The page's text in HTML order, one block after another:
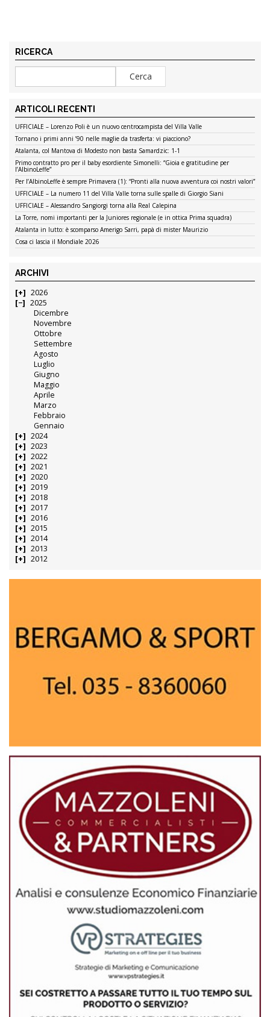
RICERCA
ARTICOLI RECENTI
UFFICIALE – Lorenzo Poli è un nuovo centrocampista del Villa Valle
Tornano i primi anni ’90 nelle maglie da trasferta: vi piacciono?
Atalanta, col Mantova di Modesto non basta Samardzic: 1-1
Primo contratto pro per il baby esordiente Simonelli: “Gioia e gratitudine per
l’AlbinoLeffe”
Per l’AlbinoLeffe è sempre Primavera (1): “Pronti alla nuova avventura coi nostri valori”
UFFICIALE – La numero 11 del Villa Valle torna sulle spalle di Giorgio Siani
UFFICIALE – Alessandro Sangiorgi torna alla Real Calepina
La Torre, nomi importanti per la Juniores regionale (e in ottica Prima squadra)
Atalanta in lutto: è scomparso Amerigo Sarri, papà di mister Maurizio
Cosa ci lascia il Mondiale 2026
ARCHIVI
2026
2025
Dicembre
Novembre
Ottobre
Settembre
Agosto
Luglio
Giugno
Maggio
Aprile
Marzo
Febbraio
Gennaio
2024
2023
2022
2021
2020
2019
2018
2017
2016
2015
2014
2013
2012